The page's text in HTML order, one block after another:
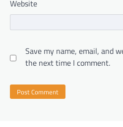
Website
Save my name, email, and
the next time I comment.